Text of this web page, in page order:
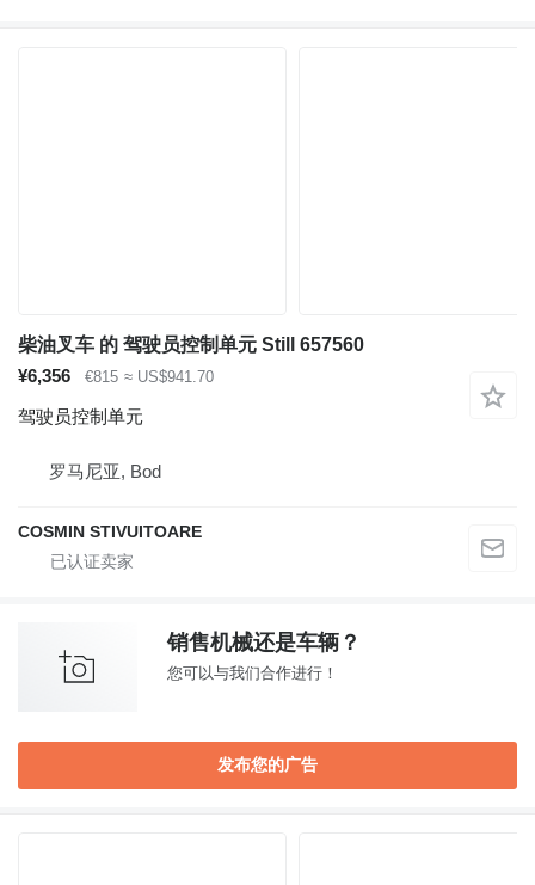
柴油叉车 的 驾驶员控制单元 Still 657560
¥6,356
€815 ≈ US$941.70
驾驶员控制单元
罗马尼亚, Bod
COSMIN STIVUITOARE
销售机械还是车辆？
您可以与我们合作进行！
发布您的广告